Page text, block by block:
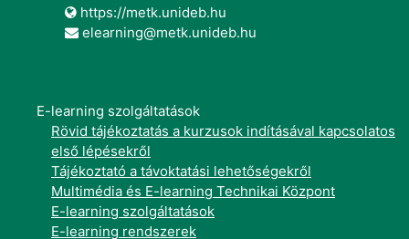
https://metk.unideb.hu
elearning@metk.unideb.hu
E-learning szolgáltatások
Rövid tájékoztatás a kurzusok indításával kapcsolatos
első lépésekről
Tájékoztató a távoktatási lehetőségekről
Multimédia és E-learning Technikai Központ
E-learning szolgáltatások
E-learning rendszerek